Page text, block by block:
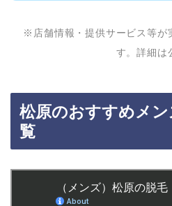
※店舗情報・提供サービス等が
す。詳細は
松原のおすすめメ
覧